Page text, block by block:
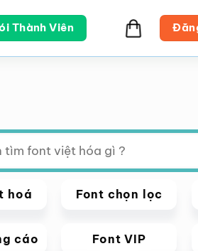
Thành Viên
hoá Font chọn lọc
cáo Font VIP